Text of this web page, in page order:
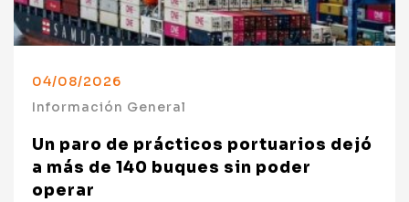
04/08/2026
Información General
Un paro de prácticos portuarios dejó
a más de 140 buques sin poder
operar